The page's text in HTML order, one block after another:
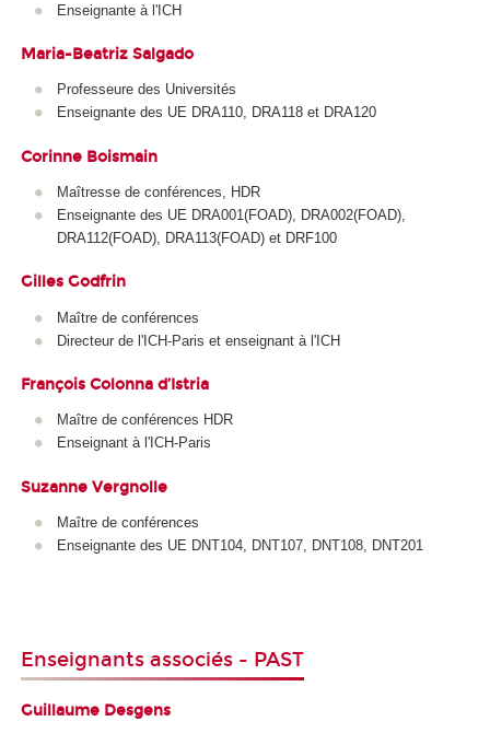
Enseignante à l'ICH
Maria-Beatriz Salgado
Professeure des Universités
Enseignante des UE DRA110, DRA118 et DRA120
Corinne Boismain
Maîtresse de conférences, HDR
Enseignante des UE DRA001(FOAD), DRA002(FOAD),
DRA112(FOAD), DRA113(FOAD) et DRF100
Gilles Godfrin
Maître de conférences
Directeur de l'ICH-Paris et enseignant à l'ICH
François Colonna d’Istria
Maître de conférences HDR
Enseignant à l'ICH-Paris
Suzanne Vergnolle
Maître de conférences
Enseignante des UE DNT104, DNT107, DNT108, DNT201
Enseignants associés - PAST
Guillaume Desgens